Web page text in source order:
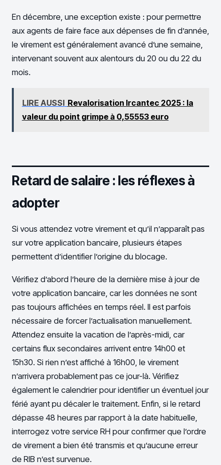
En décembre, une exception existe : pour permettre
aux agents de faire face aux dépenses de fin d’année,
le virement est généralement avancé d’une semaine,
intervenant souvent aux alentours du 20 ou du 22 du
mois.
LIRE AUSSI Revalorisation Ircantec 2025 : la
valeur du point grimpe à 0,55553 euro
Retard de salaire : les réflexes à
adopter
Si vous attendez votre virement et qu’il n’apparaît pas
sur votre application bancaire, plusieurs étapes
permettent d’identifier l’origine du blocage.
Vérifiez d’abord l’heure de la dernière mise à jour de
votre application bancaire, car les données ne sont
pas toujours affichées en temps réel. Il est parfois
nécessaire de forcer l’actualisation manuellement.
Attendez ensuite la vacation de l’après-midi, car
certains flux secondaires arrivent entre 14h00 et
15h30. Si rien n’est affiché à 16h00, le virement
n’arrivera probablement pas ce jour-là. Vérifiez
également le calendrier pour identifier un éventuel jour
férié ayant pu décaler le traitement. Enfin, si le retard
dépasse 48 heures par rapport à la date habituelle,
interrogez votre service RH pour confirmer que l’ordre
de virement a bien été transmis et qu’aucune erreur
de RIB n’est survenue.